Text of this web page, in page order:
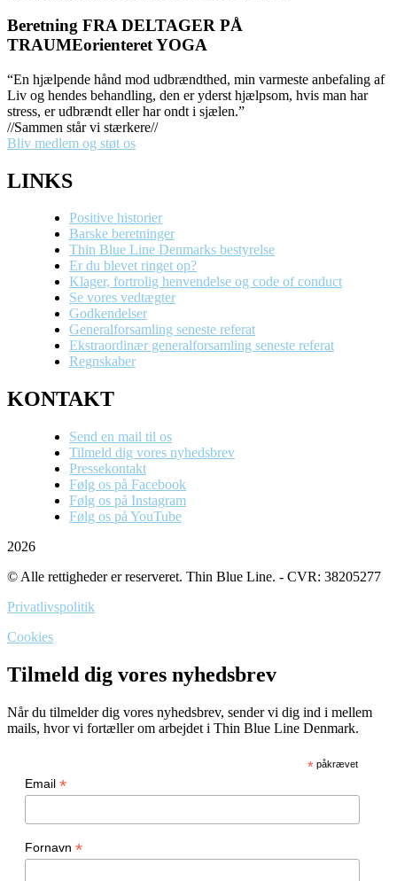
Beretning FRA DELTAGER PÅ
TRAUMEorienteret YOGA
“En hjælpende hånd mod udbrændthed, min varmeste anbefaling af
Liv og hendes behandling, den er yderst hjælpsom, hvis man har
stress, er udbrændt eller har ondt i sjælen.”
//Sammen står vi stærkere//
Bliv medlem og støt os
LINKS
Positive historier
Barske beretninger
Thin Blue Line Denmarks bestyrelse
Er du blevet ringet op?
Klager, fortrolig henvendelse og code of conduct
Se vores vedtægter
Godkendelser
Generalforsamling seneste referat
Ekstraordinær generalforsamling seneste referat
Regnskaber
KONTAKT
Send en mail til os
Tilmeld dig vores nyhedsbrev
Pressekontakt
Følg os på Facebook
Følg os på Instagram
Følg os på YouTube
2026
© Alle rettigheder er reserveret. Thin Blue Line. - CVR: 38205277
Privatlivspolitik
Cookies
Tilmeld dig vores nyhedsbrev
Når du tilmelder dig vores nyhedsbrev, sender vi dig ind i mellem
mails, hvor vi fortæller om arbejdet i Thin Blue Line Denmark.
* påkrævet
Email *
Fornavn *